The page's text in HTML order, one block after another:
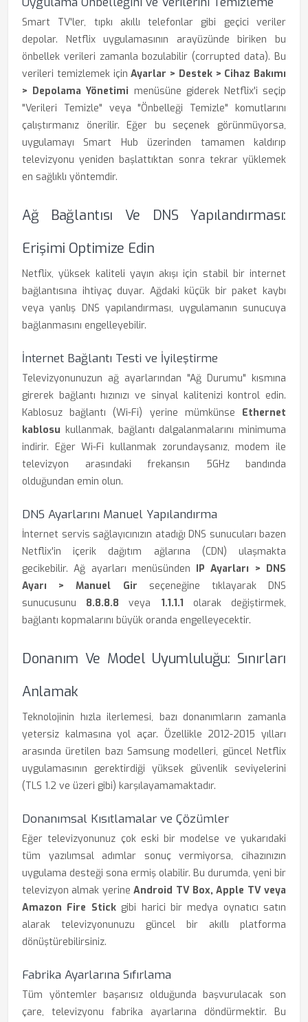
Smart TV'ler, tıpkı akıllı telefonlar gibi geçici veriler
depolar. Netflix uygulamasının arayüzünde biriken bu
önbellek verileri zamanla bozulabilir (corrupted data). Bu
verileri temizlemek içinAyarlar > Destek > Cihaz Bakımı
> Depolama Yönetimi menüsüne giderek Netflix'i seçip
"Verileri Temizle" veya "Önbelleği Temizle" komutlarını
çalıştırmanız önerilir. Eğer bu seçenek görünmüyorsa,
uygulamayı Smart Hub üzerinden tamamen kaldırıp
televizyonu yeniden başlattıktan sonra tekrar yüklemek
en sağlıklı yöntemdir.
Ağ Bağlantısı Ve DNS Yapılandırması:
Erişimi Optimize Edin
Netflix, yüksek kaliteli yayın akışı için stabil bir internet
bağlantısına ihtiyaç duyar. Ağdaki küçük bir paket kaybı
veya yanlış DNS yapılandırması, uygulamanın sunucuya
bağlanmasını engelleyebilir.
İnternet Bağlantı Testi ve İyileştirme
Televizyonunuzun ağ ayarlarından "Ağ Durumu" kısmına
girerek bağlantı hızınızı ve sinyal kalitenizi kontrol edin.
Kablosuz bağlantı (Wi-Fi) yerine mümkünse Ethernet
kablosu kullanmak, bağlantı dalgalanmalarını minimuma
indirir. Eğer Wi-Fi kullanmak zorundaysanız, modem ile
televizyon arasındaki frekansın 5GHz bandında
olduğundan emin olun.
DNS Ayarlarını Manuel Yapılandırma
İnternet servis sağlayıcınızın atadığı DNS sunucuları bazen
Netflix'in içerik dağıtım ağlarına (CDN) ulaşmakta
gecikebilir. Ağ ayarları menüsünden IP Ayarları > DNS
Ayarı > Manuel Gir seçeneğine tıklayarak DNS
sunucusunu 8.8.8.8 veya 1.1.1.1 olarak değiştirmek,
bağlantı kopmalarını büyük oranda engelleyecektir.
Donanım Ve Model Uyumluluğu: Sınırları
Anlamak
Teknolojinin hızla ilerlemesi, bazı donanımların zamanla
yetersiz kalmasına yol açar. Özellikle 2012-2015 yılları
arasında üretilen bazı Samsung modelleri, güncel Netflix
uygulamasının gerektirdiği yüksek güvenlik seviyelerini
(TLS 1.2 ve üzeri gibi) karşılayamamaktadır.
Donanımsal Kısıtlamalar ve Çözümler
Eğer televizyonunuz çok eski bir modelse ve yukarıdaki
tüm yazılımsal adımlar sonuç vermiyorsa, cihazınızın
uygulama desteği sona ermiş olabilir. Bu durumda, yeni bir
televizyon almak yerineAndroid TV Box, Apple TV veya
Amazon Fire Stickgibi harici bir medya oynatıcı satın
alarak televizyonunuzu güncel bir akıllı platforma
dönüştürebilirsiniz.
Fabrika Ayarlarına Sıfırlama
Tüm yöntemler başarısız olduğunda başvurulacak son
çare, televizyonu fabrika ayarlarına döndürmektir. Bu